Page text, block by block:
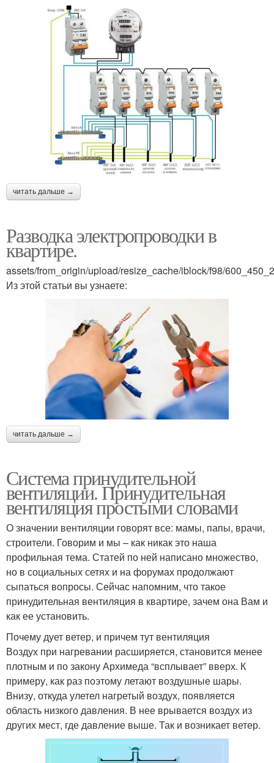
читать дальше →
Разводка электропроводки в
квартире.
assets/from_origin/upload/resize_cache/iblock/f98/
Из этой статьи вы узнаете:
читать дальше →
Система принудительной
вентиляции. Принудительная
вентиляция простыми словами
О значении вентиляции говорят все: мамы, папы, врачи,
строители. Говорим и мы – как никак это наша
профильная тема. Статей по ней написано множество,
но в социальных сетях и на форумах продолжают
сыпаться вопросы. Сейчас напомним, что такое
принудительная вентиляция в квартире, зачем она Вам и
как ее установить.
Почему дует ветер, и причем тут вентиляция
Воздух при нагревании расширяется, становится менее
плотным и по закону Архимеда “всплывает” вверх. К
примеру, как раз поэтому летают воздушные шары.
Внизу, откуда улетел нагретый воздух, появляется
область низкого давления. В нее врывается воздух из
других мест, где давление выше. Так и возникает ветер.